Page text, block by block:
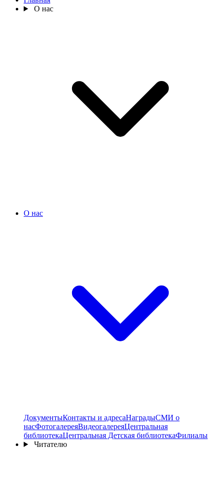
О нас
О нас
ДокументыКонтакты и адресаНаградыСМИ о
насФотогалереяВидеогалереяЦентральная
библиотекаЦентральная Детская библиотекаФилиалы
Читателю